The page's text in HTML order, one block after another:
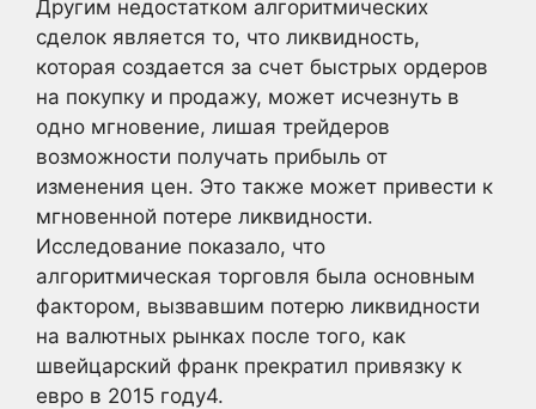
Другим недостатком алгоритмических
сделок является то, что ликвидность,
которая создается за счет быстрых ордеров
на покупку и продажу, может исчезнуть в
одно мгновение, лишая трейдеров
возможности получать прибыль от
изменения цен. Это также может привести к
мгновенной потере ликвидности.
Исследование показало, что
алгоритмическая торговля была основным
фактором, вызвавшим потерю ликвидности
на валютных рынках после того, как
швейцарский франк прекратил привязку к
евро в 2015 году4.